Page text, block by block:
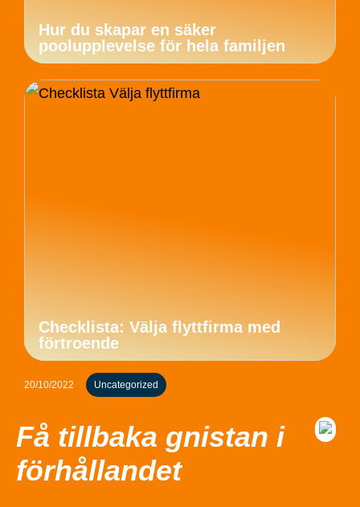
Hur du skapar en säker
poolupplevelse för hela familjen
Checklista: Välja flyttfirma med
förtroende
20/10/2022 Uncategorized
Få tillbaka gnistan i
förhållandet